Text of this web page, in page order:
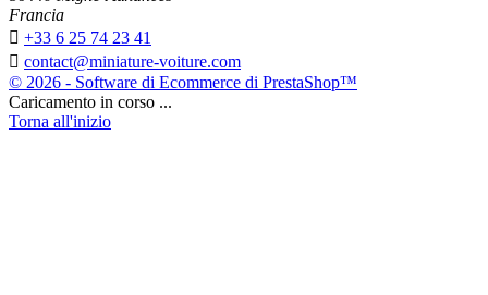
Francia
 +33 6 25 74 23 41
 contact@miniature-voiture.com
© 2026 - Software di Ecommerce di PrestaShop™
Caricamento in corso ...
Torna all'inizio